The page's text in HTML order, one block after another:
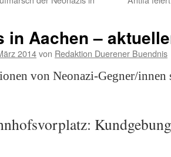
in Aachen –
2014von Redaktion Duerener Buendnis
von Neonazi-Gegner/